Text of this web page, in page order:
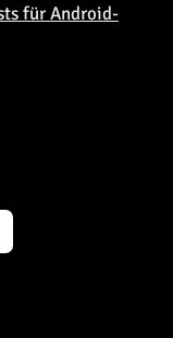
für Android-